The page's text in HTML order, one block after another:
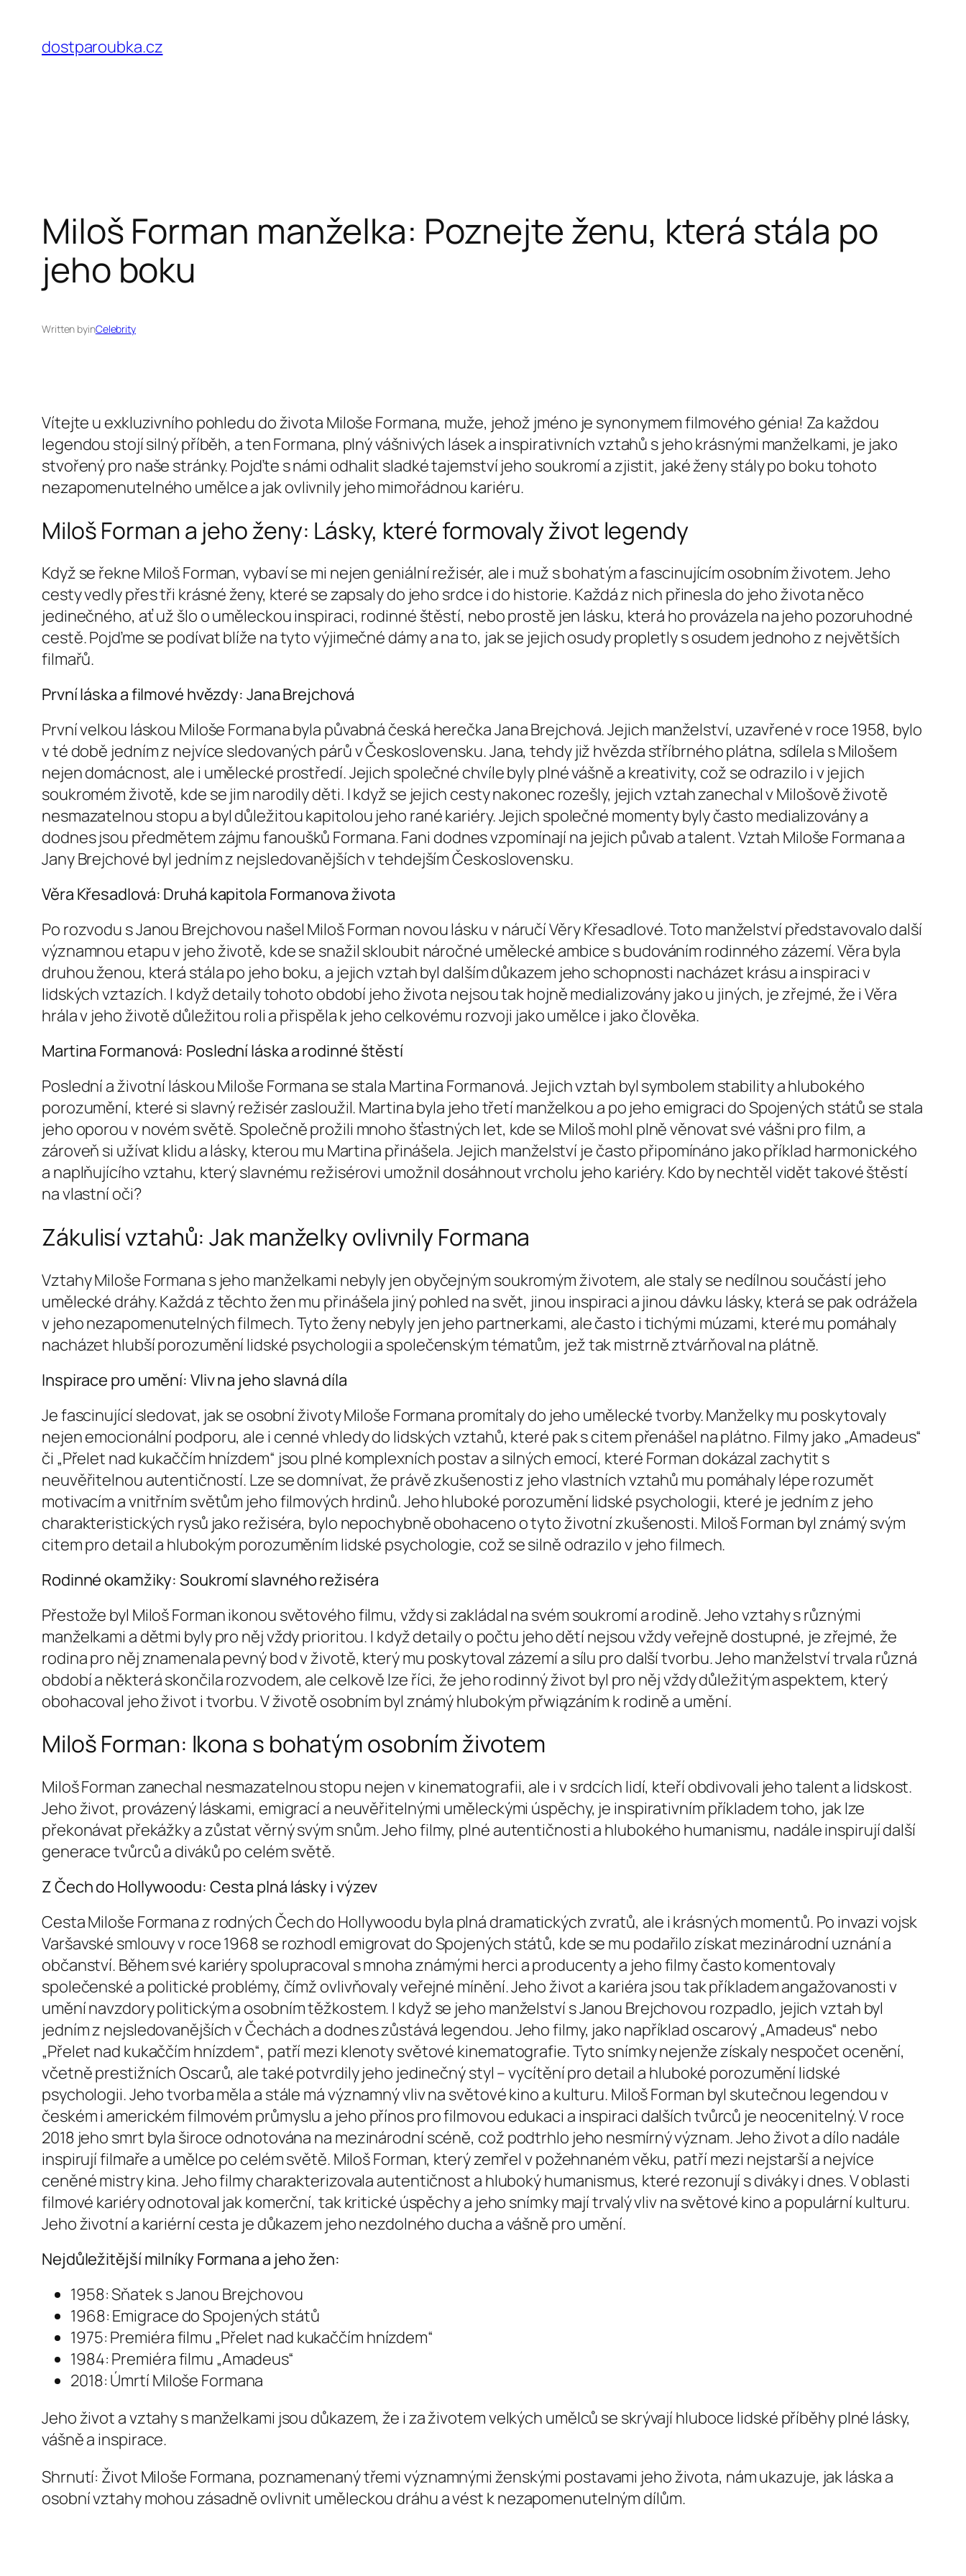
obsah
dostparoubka.cz
Miloš Forman manželka: Poznejte ženu, která stála po
jeho boku
Written byinCelebrity
Vítejte u exkluzivního pohledu do života Miloše Formana, muže, jehož jméno je synonymem filmového génia! Za každou
legendou stojí silný příběh, a ten Formana, plný vášnivých lásek a inspirativních vztahů s jeho krásnými manželkami, je jako
stvořený pro naše stránky. Pojďte s námi odhalit sladké tajemství jeho soukromí a zjistit, jaké ženy stály po boku tohoto
nezapomenutelného umělce a jak ovlivnily jeho mimořádnou kariéru.
Miloš Forman a jeho ženy: Lásky, které formovaly život legendy
Když se řekne Miloš Forman, vybaví se mi nejen geniální režisér, ale i muž s bohatým a fascinujícím osobním životem. Jeho
cesty vedly přes tři krásné ženy, které se zapsaly do jeho srdce i do historie. Každá z nich přinesla do jeho života něco
jedinečného, ať už šlo o uměleckou inspiraci, rodinné štěstí, nebo prostě jen lásku, která ho provázela na jeho pozoruhodné
cestě. Pojďme se podívat blíže na tyto výjimečné dámy a na to, jak se jejich osudy propletly s osudem jednoho z největších
filmařů.
První láska a filmové hvězdy: Jana Brejchová
První velkou láskou Miloše Formana byla půvabná česká herečka Jana Brejchová. Jejich manželství, uzavřené v roce 1958, bylo
v té době jedním z nejvíce sledovaných párů v Československu. Jana, tehdy již hvězda stříbrného plátna, sdílela s Milošem
nejen domácnost, ale i umělecké prostředí. Jejich společné chvíle byly plné vášně a kreativity, což se odrazilo i v jejich
soukromém životě, kde se jim narodily děti. I když se jejich cesty nakonec rozešly, jejich vztah zanechal v Milošově životě
nesmazatelnou stopu a byl důležitou kapitolou jeho rané kariéry. Jejich společné momenty byly často medializovány a
dodnes jsou předmětem zájmu fanoušků Formana. Fani dodnes vzpomínají na jejich půvab a talent. Vztah Miloše Formana a
Jany Brejchové byl jedním z nejsledovanějších v tehdejším Československu.
Věra Křesadlová: Druhá kapitola Formanova života
Po rozvodu s Janou Brejchovou našel Miloš Forman novou lásku v náručí Věry Křesadlové. Toto manželství představovalo další
významnou etapu v jeho životě, kde se snažil skloubit náročné umělecké ambice s budováním rodinného zázemí. Věra byla
druhou ženou, která stála po jeho boku, a jejich vztah byl dalším důkazem jeho schopnosti nacházet krásu a inspiraci v
lidských vztazích. I když detaily tohoto období jeho života nejsou tak hojně medializovány jako u jiných, je zřejmé, že i Věra
hrála v jeho životě důležitou roli a přispěla k jeho celkovému rozvoji jako umělce i jako člověka.
Martina Formanová: Poslední láska a rodinné štěstí
Poslední a životní láskou Miloše Formana se stala Martina Formanová. Jejich vztah byl symbolem stability a hlubokého
porozumění, které si slavný režisér zasloužil. Martina byla jeho třetí manželkou a po jeho emigraci do Spojených států se stala
jeho oporou v novém světě. Společně prožili mnoho šťastných let, kde se Miloš mohl plně věnovat své vášni pro film, a
zároveň si užívat klidu a lásky, kterou mu Martina přinášela. Jejich manželství je často připomínáno jako příklad harmonického
a naplňujícího vztahu, který slavnému režisérovi umožnil dosáhnout vrcholu jeho kariéry. Kdo by nechtěl vidět takové štěstí
na vlastní oči?
Zákulisí vztahů: Jak manželky ovlivnily Formana
Vztahy Miloše Formana s jeho manželkami nebyly jen obyčejným soukromým životem, ale staly se nedílnou součástí jeho
umělecké dráhy. Každá z těchto žen mu přinášela jiný pohled na svět, jinou inspiraci a jinou dávku lásky, která se pak odrážela
v jeho nezapomenutelných filmech. Tyto ženy nebyly jen jeho partnerkami, ale často i tichými múzami, které mu pomáhaly
nacházet hlubší porozumění lidské psychologii a společenským tématům, jež tak mistrně ztvárňoval na plátně.
Inspirace pro umění: Vliv na jeho slavná díla
Je fascinující sledovat, jak se osobní životy Miloše Formana promítaly do jeho umělecké tvorby. Manželky mu poskytovaly
nejen emocionální podporu, ale i cenné vhledy do lidských vztahů, které pak s citem přenášel na plátno. Filmy jako „Amadeus“
či „Přelet nad kukaččím hnízdem“ jsou plné komplexních postav a silných emocí, které Forman dokázal zachytit s
neuvěřitelnou autentičností. Lze se domnívat, že právě zkušenosti z jeho vlastních vztahů mu pomáhaly lépe rozumět
motivacím a vnitřním světům jeho filmových hrdinů. Jeho hluboké porozumění lidské psychologii, které je jedním z jeho
charakteristických rysů jako režiséra, bylo nepochybně obohaceno o tyto životní zkušenosti. Miloš Forman byl známý svým
citem pro detail a hlubokým porozuměním lidské psychologie, což se silně odrazilo v jeho filmech.
Rodinné okamžiky: Soukromí slavného režiséra
Přestože byl Miloš Forman ikonou světového filmu, vždy si zakládal na svém soukromí a rodině. Jeho vztahy s různými
manželkami a dětmi byly pro něj vždy prioritou. I když detaily o počtu jeho dětí nejsou vždy veřejně dostupné, je zřejmé, že
rodina pro něj znamenala pevný bod v životě, který mu poskytoval zázemí a sílu pro další tvorbu. Jeho manželství trvala různá
období a některá skončila rozvodem, ale celkově lze říci, že jeho rodinný život byl pro něj vždy důležitým aspektem, který
obohacoval jeho život i tvorbu. V životě osobním byl známý hlubokým přwiązáním k rodině a umění.
Miloš Forman: Ikona s bohatým osobním životem
Miloš Forman zanechal nesmazatelnou stopu nejen v kinematografii, ale i v srdcích lidí, kteří obdivovali jeho talent a lidskost.
Jeho život, provázený láskami, emigrací a neuvěřitelnými uměleckými úspěchy, je inspirativním příkladem toho, jak lze
překonávat překážky a zůstat věrný svým snům. Jeho filmy, plné autentičnosti a hlubokého humanismu, nadále inspirují další
generace tvůrců a diváků po celém světě.
Z Čech do Hollywoodu: Cesta plná lásky i výzev
Cesta Miloše Formana z rodných Čech do Hollywoodu byla plná dramatických zvratů, ale i krásných momentů. Po invazi vojsk
Varšavské smlouvy v roce 1968 se rozhodl emigrovat do Spojených států, kde se mu podařilo získat mezinárodní uznání a
občanství. Během své kariéry spolupracoval s mnoha známými herci a producenty a jeho filmy často komentovaly
společenské a politické problémy, čímž ovlivňovaly veřejné mínění. Jeho život a kariéra jsou tak příkladem angažovanosti v
umění navzdory politickým a osobním těžkostem. I když se jeho manželství s Janou Brejchovou rozpadlo, jejich vztah byl
jedním z nejsledovanějších v Čechách a dodnes zůstává legendou. Jeho filmy, jako například oscarový „Amadeus“ nebo
„Přelet nad kukaččím hnízdem“, patří mezi klenoty světové kinematografie. Tyto snímky nejenže získaly nespočet ocenění,
včetně prestižních Oscarů, ale také potvrdily jeho jedinečný styl – vycítění pro detail a hluboké porozumění lidské
psychologii. Jeho tvorba měla a stále má významný vliv na světové kino a kulturu. Miloš Forman byl skutečnou legendou v
českém i americkém filmovém průmyslu a jeho přínos pro filmovou edukaci a inspiraci dalších tvůrců je neocenitelný. V roce
2018 jeho smrt byla široce odnotována na mezinárodní scéně, což podtrhlo jeho nesmírný význam. Jeho život a dílo nadále
inspirují filmaře a umělce po celém světě. Miloš Forman, který zemřel v požehnaném věku, patří mezi nejstarší a nejvíce
ceněné mistry kina. Jeho filmy charakterizovala autentičnost a hluboký humanismus, které rezonují s diváky i dnes. V oblasti
filmové kariéry odnotoval jak komerční, tak kritické úspěchy a jeho snímky mají trvalý vliv na světové kino a populární kulturu.
Jeho životní a kariérní cesta je důkazem jeho nezdolného ducha a vášně pro umění.
Nejdůležitější milníky Formana a jeho žen:
1958: Sňatek s Janou Brejchovou
1968: Emigrace do Spojených států
1975: Premiéra filmu „Přelet nad kukaččím hnízdem“
1984: Premiéra filmu „Amadeus“
2018: Úmrtí Miloše Formana
Jeho život a vztahy s manželkami jsou důkazem, že i za životem velkých umělců se skrývají hluboce lidské příběhy plné lásky,
vášně a inspirace.
Shrnutí: Život Miloše Formana, poznamenaný třemi významnými ženskými postavami jeho života, nám ukazuje, jak láska a
osobní vztahy mohou zásadně ovlivnit uměleckou dráhu a vést k nezapomenutelným dílům.